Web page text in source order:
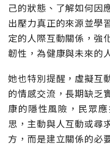
己的狀態、了解如何因
出壓力真正的來源並學
定的人際互動關係，強
韌性，為健康與未來的
她也特別提醒，虛擬互
的情感交流，長期缺乏
康的隱性風險，民眾
思，主動與人互動或尋
方，而是建立關係的必